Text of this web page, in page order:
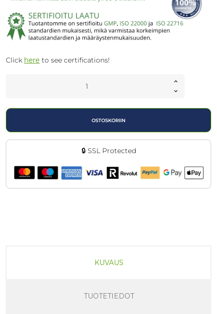
Click here to see certifications!
OSTOSKORIIN
🔒 SSL Protected
KUVAUS
TUOTETIEDOT